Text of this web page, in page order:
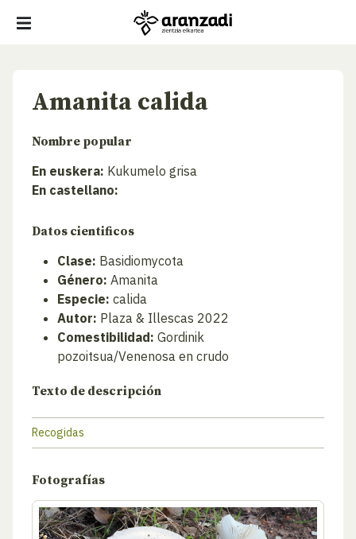
Amanita calida
Nombre popular
En euskera: Kukumelo grisa
En castellano:
Datos cientificos
Clase: Basidiomycota
Género: Amanita
Especie: calida
Autor: Plaza & Illescas 2022
Comestibilidad: Gordinik
pozoitsua/Venenosa en crudo
Texto de descripción
Recogidas
Fotografías